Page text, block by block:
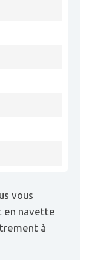
vous
en navette
à